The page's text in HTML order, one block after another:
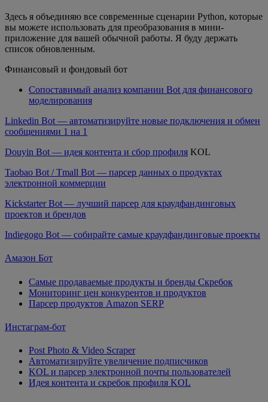
Здесь я объединяю все современные сценарии Python, которые
вы можете использовать для преобразования в мини-
приложение для вашей обычной работы. Я буду держать
список обновленным.
Финансовый и фондовый бот
Сопоставимый анализ компании Bot для финансового
моделирования
Linkedin Bot — автоматизируйте новые подключения и обмен
сообщениями 1 на 1
Douyin Bot — идея контента и сбор профиля KOL
Taobao Bot / Tmall Bot — парсер данных о продуктах
электронной коммерции
Kickstarter Bot — лучший парсер для краудфандинговых
проектов и брендов
Indiegogo Bot — собирайте самые краудфандинговые проекты
Амазон Бот
Самые продаваемые продукты и бренды Скребок
Мониторинг цен конкурентов и продуктов
Парсер продуктов Amazon SERP
Инстаграм-бот
Post Photo & Video Scraper
Автоматизируйте увеличение подписчиков
KOL и парсер электронной почты пользователей
Идея контента и скребок профиля KOL